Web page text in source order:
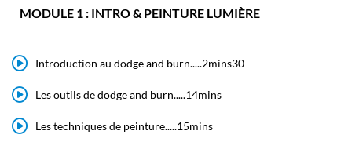
MODULE 1 : INTRO & PEINTURE LUMIÈRE
Introduction au dodge and burn.....2mins30
Les outils de dodge and burn.....14mins
Les techniques de peinture.....15mins